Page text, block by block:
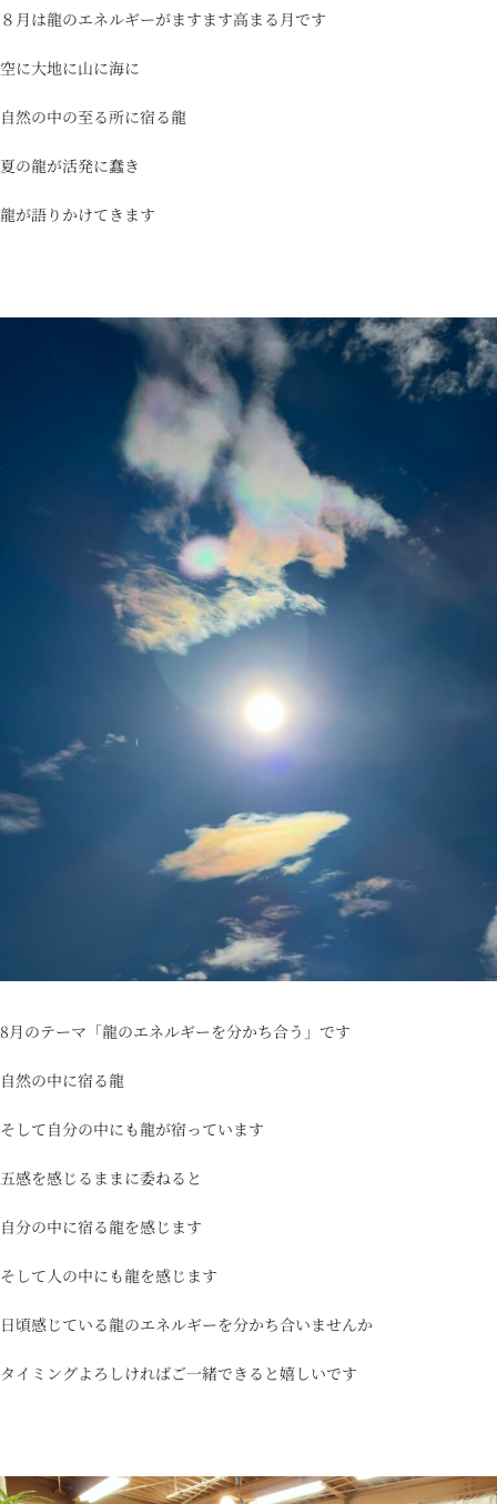
８月は龍のエネルギーがますます高まる月です
空に大地に山に海に
自然の中の至る所に宿る龍
夏の龍が活発に蠢き
龍が語りかけてきます
8月のテーマ「龍のエネルギーを分かち合う」です
自然の中に宿る龍
そして自分の中にも龍が宿っています
五感を感じるままに委ねると
自分の中に宿る龍を感じます
そして人の中にも龍を感じます
日頃感じている龍のエネルギーを分かち合いませんか
タイミングよろしければご一緒できると嬉しいです